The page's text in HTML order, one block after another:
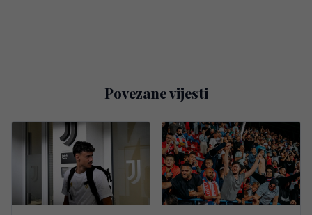
Povezane vijesti